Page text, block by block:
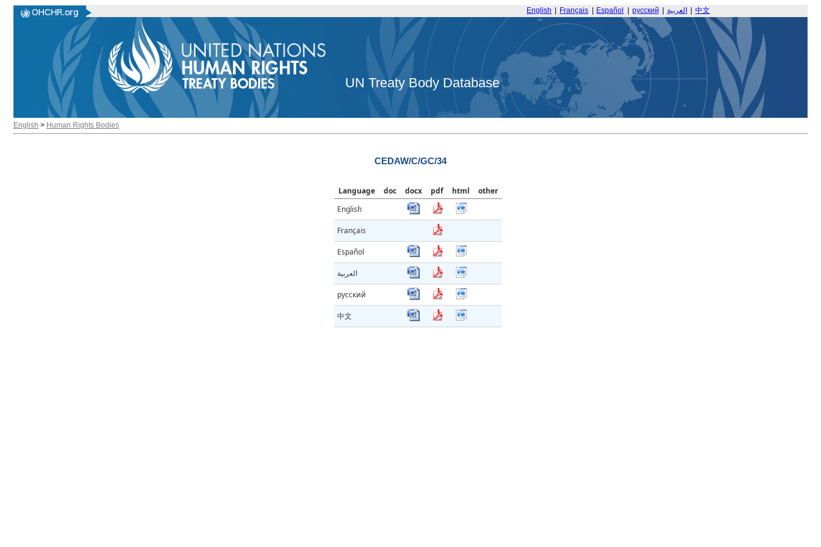
English Français Español русский العربية 中文
UN Treaty Body Database
English > Human Rights Bodies
CEDAW/C/GC/34
Language doc docx pdf html
other
English
Français
Español
العربية
русский
中文